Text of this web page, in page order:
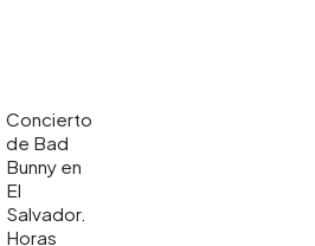
Concierto
de Bad
Bunny en
El
Salvador.
Horas